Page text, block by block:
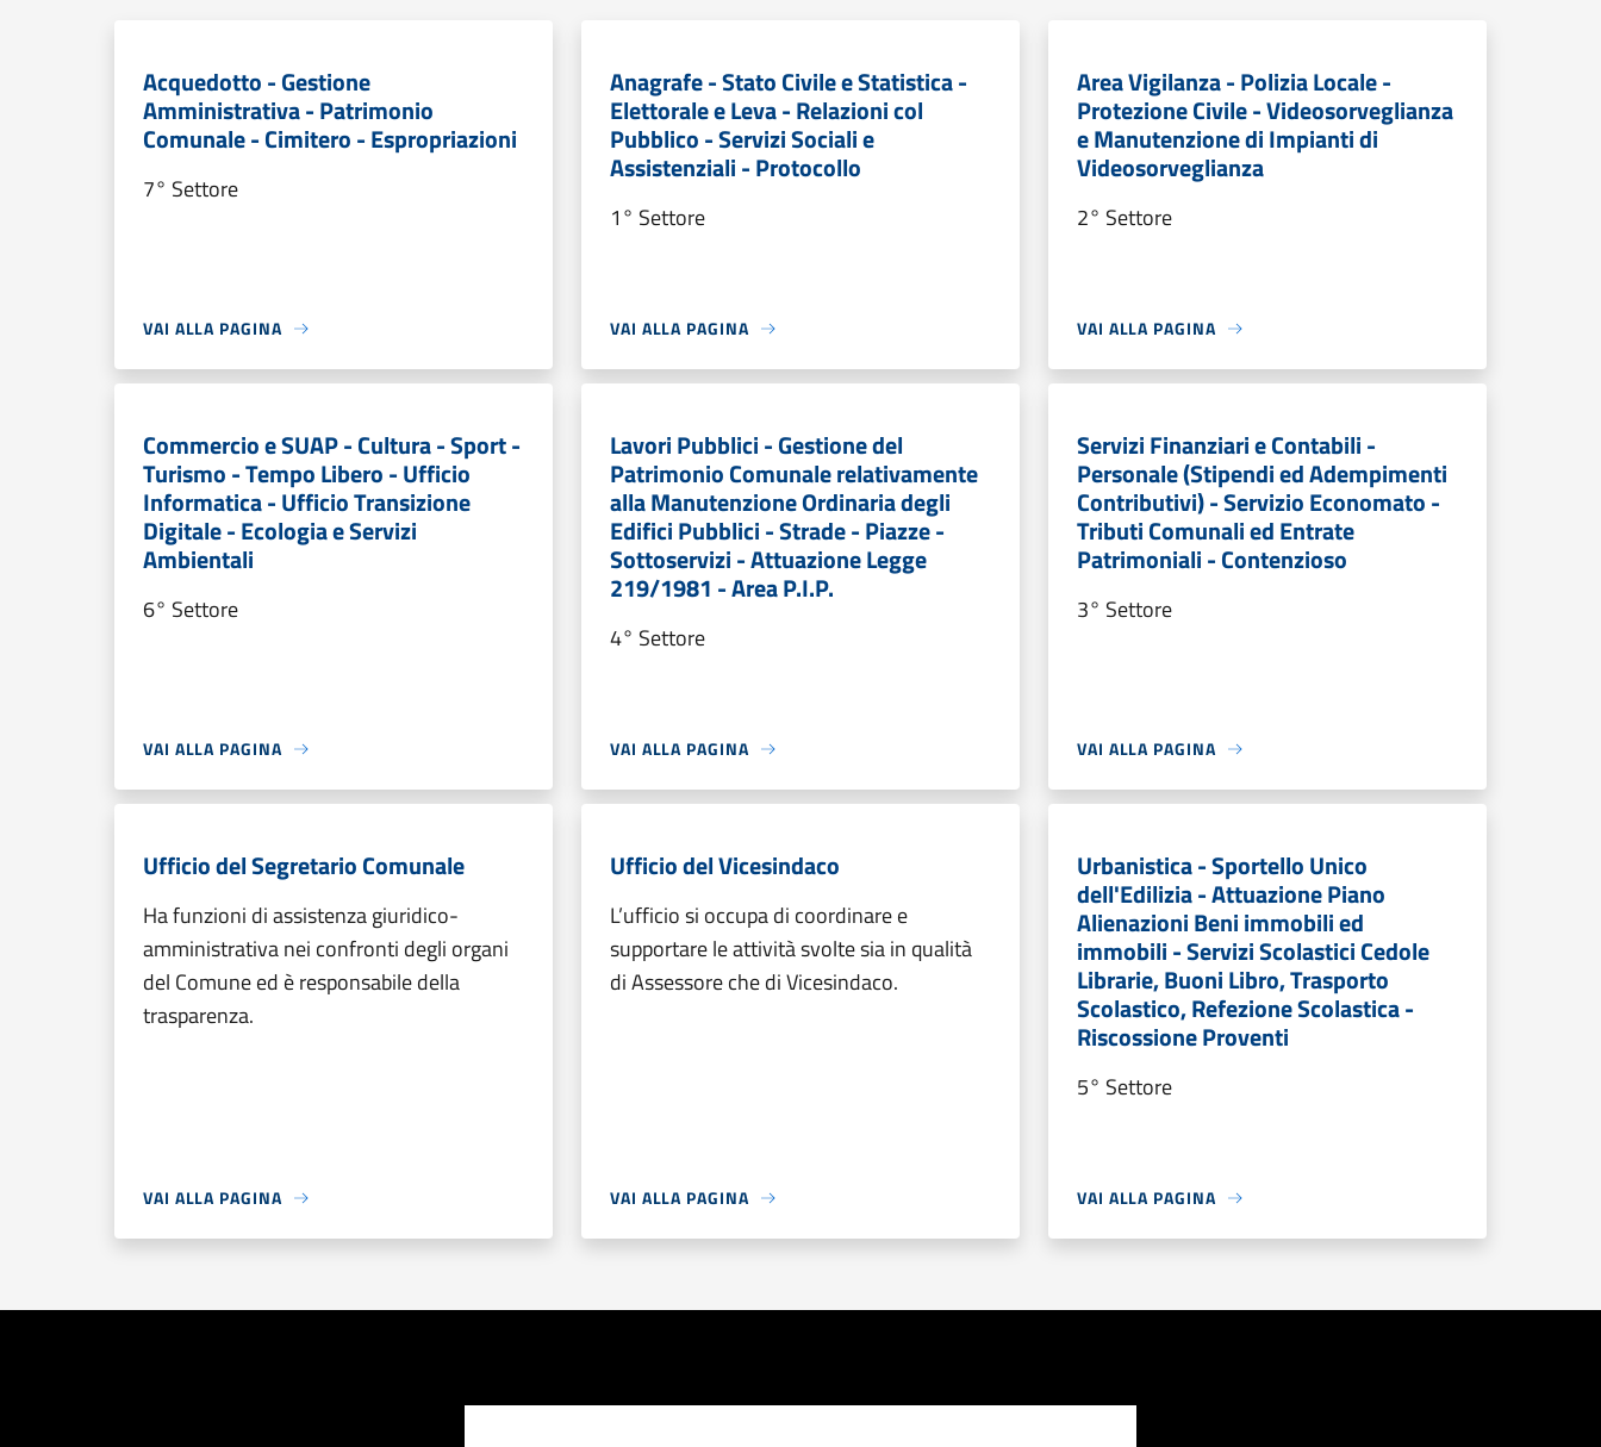
Acquedotto - Gestione
Amministrativa - Patrimonio
Comunale - Cimitero - Espropriazioni
7° Settore
VAI ALLA PAGINA
Anagrafe - Stato Civile e Statistica -
Elettorale e Leva - Relazioni col
Pubblico - Servizi Sociali e
Assistenziali - Protocollo
1° Settore
VAI ALLA PAGINA
Area Vigilanza - Polizia Locale -
Protezione Civile - Videosorveglianza
e Manutenzione di Impianti di
Videosorveglianza
2° Settore
VAI ALLA PAGINA
Commercio e SUAP - Cultura - Sport -
Turismo - Tempo Libero - Ufficio
Informatica - Ufficio Transizione
Digitale - Ecologia e Servizi
Ambientali
6° Settore
VAI ALLA PAGINA
Lavori Pubblici - Gestione del
Patrimonio Comunale relativamente
alla Manutenzione Ordinaria degli
Edifici Pubblici - Strade - Piazze -
Sottoservizi - Attuazione Legge
219/1981 - Area P.I.P.
4° Settore
VAI ALLA PAGINA
Servizi Finanziari e Contabili -
Personale (Stipendi ed Adempimenti
Contributivi) - Servizio Economato -
Tributi Comunali ed Entrate
Patrimoniali - Contenzioso
3° Settore
VAI ALLA PAGINA
Ufficio del Segretario Comunale
Ha funzioni di assistenza giuridico-
amministrativa nei confronti degli organi
del Comune ed è responsabile della
trasparenza.
VAI ALLA PAGINA
Ufficio del Vicesindaco
L’ufficio si occupa di coordinare e
supportare le attività svolte sia in qualità
di Assessore che di Vicesindaco.
VAI ALLA PAGINA
Urbanistica - Sportello Unico
dell'Edilizia - Attuazione Piano
Alienazioni Beni immobili ed
immobili - Servizi Scolastici Cedole
Librarie, Buoni Libro, Trasporto
Scolastico, Refezione Scolastica -
Riscossione Proventi
5° Settore
VAI ALLA PAGINA